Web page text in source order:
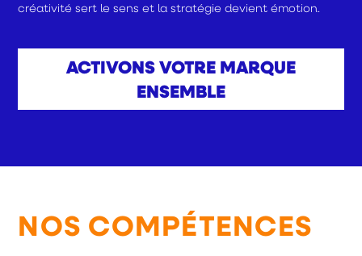
créativité sert le sens et la stratégie devient émotion.
ACTIVONS VOTRE MARQUE
ENSEMBLE
NOS COMPÉTENCES